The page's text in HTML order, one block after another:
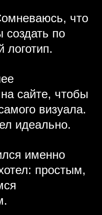
что
создать по
логотип.
сайте, чтобы
визуала.
идеально.
именно
простым,